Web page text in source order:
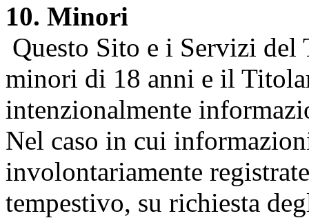
10. Minori
Questo Sito e i Servizi del
minori di 18 anni e il
intenzionalmente
Nel caso in cui
involontariamente
tempestivo, su richiesta